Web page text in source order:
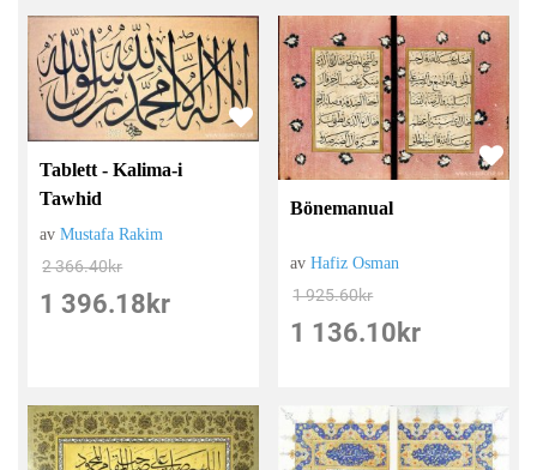
Tablett - Kalima-i
Tawhid
avMustafa Rakim
2 366.40kr
1 396.18 kr
Bönemanual
avHafiz Osman
1 925.60kr
1 136.10 kr